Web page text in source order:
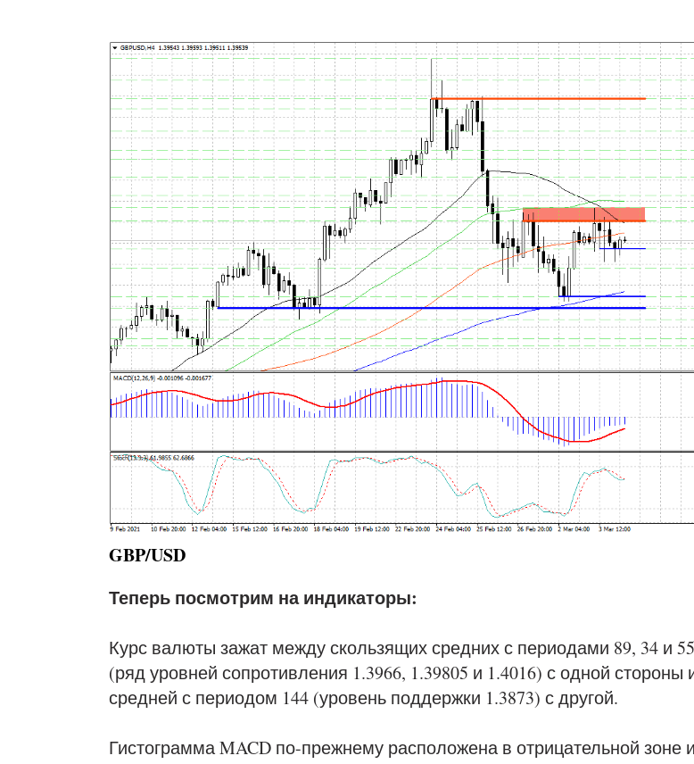
GBP/USD
Теперь посмотрим на индикаторы:
Курс валюты зажат между скользящих средних с периодами 89, 34 и 55
(ряд уровней сопротивления 1.3966, 1.39805 и 1.4016) с одной стороны
средней с периодом 144 (уровень поддержки 1.3873) с другой.
Гистограмма MACD по-прежнему расположена в отрицательной зоне и